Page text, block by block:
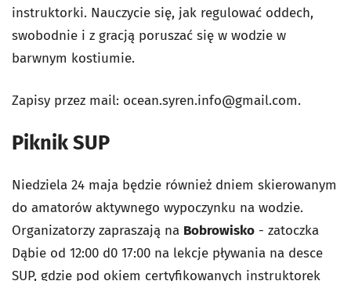
instruktorki. Nauczycie się, jak regulować oddech,
swobodnie i z gracją poruszać się w wodzie w
barwnym kostiumie.
Zapisy przez mail: ocean.syren.info@gmail.com.
Piknik SUP
Niedziela 24 maja będzie również dniem skierowanym
do amatorów aktywnego wypoczynku na wodzie.
Organizatorzy zapraszają na Bobrowisko - zatoczka
Dąbie od 12:00 d0 17:00 na lekcje pływania na desce
SUP, gdzie pod okiem certyfikowanych instruktorek